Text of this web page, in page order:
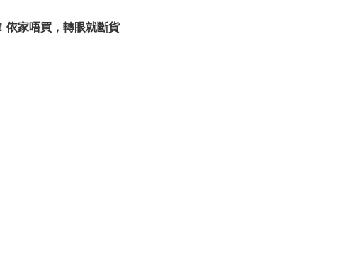
依家唔買，轉眼就斷貨